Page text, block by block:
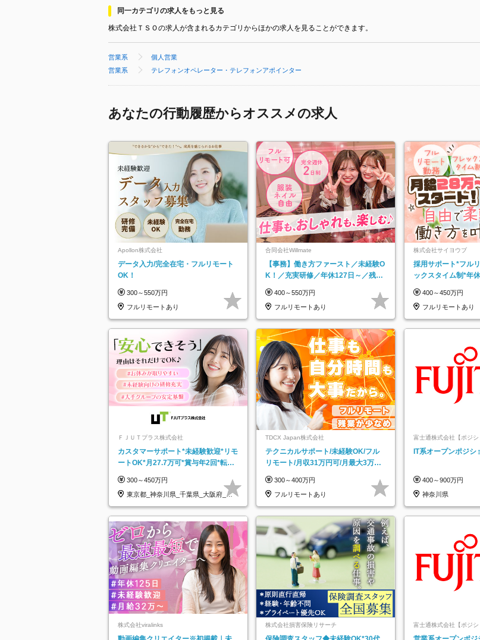
同一カテゴリの求人をもっと見る
株式会社ＴＳＯの求人が含まれるカテゴリからほかの求人を見ることができます。
営業系
個人営業
営業系
テレフォンオペレーター・テレフォンアポインター
あなたの行動履歴からオススメの求人
Apollon株式会社
データ入力/完全在宅・フルリモート
OK！
300～550万円
フルリモートあり
合同会社Willmate
【事務】働き方ファースト／未経験O
K！／充実研修／年休127日～／残業
400～550万円
フルリモートあり
株式会社サイヨウブ
採用サポート*フル
ックスタイム制*年
400～450万円
フルリモートあり
ＦＪＵＴプラス株式会社
カスタマーサポート*未経験歓迎*リモ
ートOK*月27.7万可*賞与年2回*転勤
300～450万円
東京都_神奈川県_千葉県_大阪府_愛
知県…
TDCX Japan株式会社
テクニカルサポート/未経験OK/フル
リモート/月収31万円可/月最大3万の
300～400万円
フルリモートあり
富士通株式会社【ポジシ
IT系オープンポジシ
400～900万円
神奈川県
株式会社viralinks 株式会社損害保険リサーチ 富士通株式会社【ポジシ